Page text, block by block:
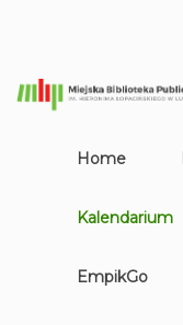
Home
Kalendarium
EmpikGo